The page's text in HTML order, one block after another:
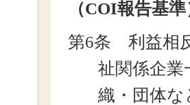
（COI報告基
第6条 利益相
祉関係企業
織・団体な